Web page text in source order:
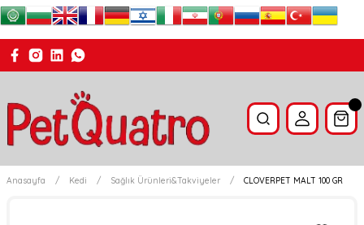
Anasayfa Kedi Sağlık Ürünleri&Takviyeler CLOVERPET MALT 100 GR